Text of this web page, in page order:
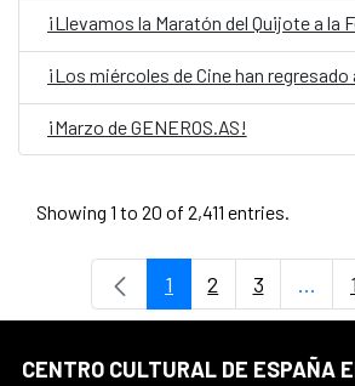
¡Los miércoles de Cine han regresado
¡Marzo de GENEROS.AS!
Showing 1 to 20 of 2,411 entries.
Page
1 Page
2 Page
3 ...
CENTRO CULTURAL DE ESPAÑA